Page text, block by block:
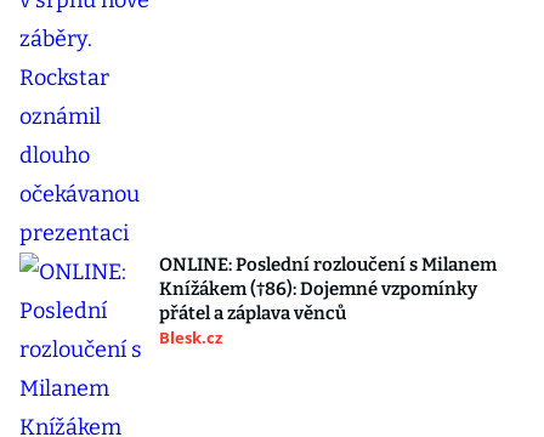
ONLINE: Poslední rozloučení s Milanem
Knížákem (†86): Dojemné vzpomínky
přátel a záplava věnců
Blesk.cz